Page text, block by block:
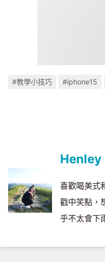
#教學小技巧 #iphone15
Henley
喜歡喝美式
戳中笑點，
乎不太會下